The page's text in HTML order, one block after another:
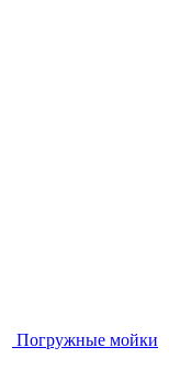
Погружные мойки